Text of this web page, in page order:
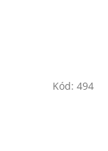
Kód: 494